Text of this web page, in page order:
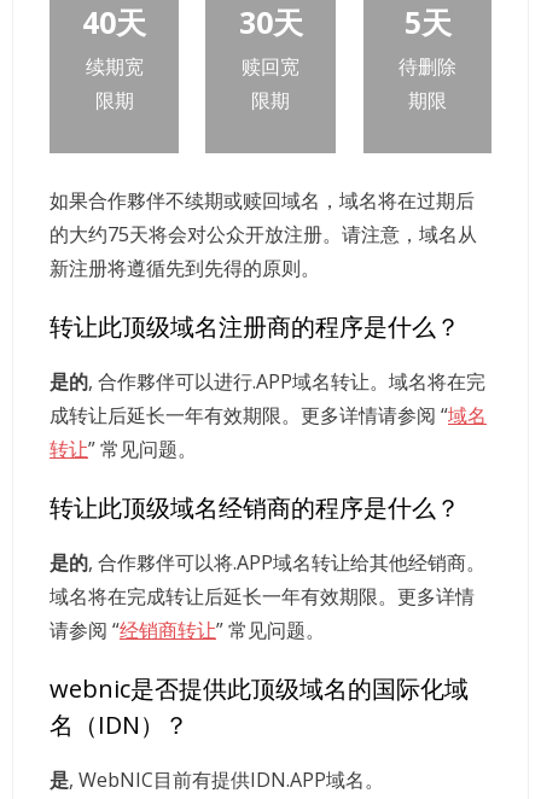
40天
续期宽
限期
30天
赎回宽
限期
5天
待删除
期限
如果合作夥伴不续期或赎回域名，域名将在过期后
的大约75天将会对公众开放注册。请注意，域名从
新注册将遵循先到先得的原则。
转让此顶级域名注册商的程序是什么？
是的, 合作夥伴可以进行.APP域名转让。域名将在完
成转让后延长一年有效期限。更多详情请参阅 “域名
转让” 常见问题。
转让此顶级域名经销商的程序是什么？
是的, 合作夥伴可以将.APP域名转让给其他经销商。
域名将在完成转让后延长一年有效期限。更多详情
请参阅 “经销商转让” 常见问题。
webnic是否提供此顶级域名的国际化域
名（IDN）？
是, WebNIC目前有提供IDN.APP域名。